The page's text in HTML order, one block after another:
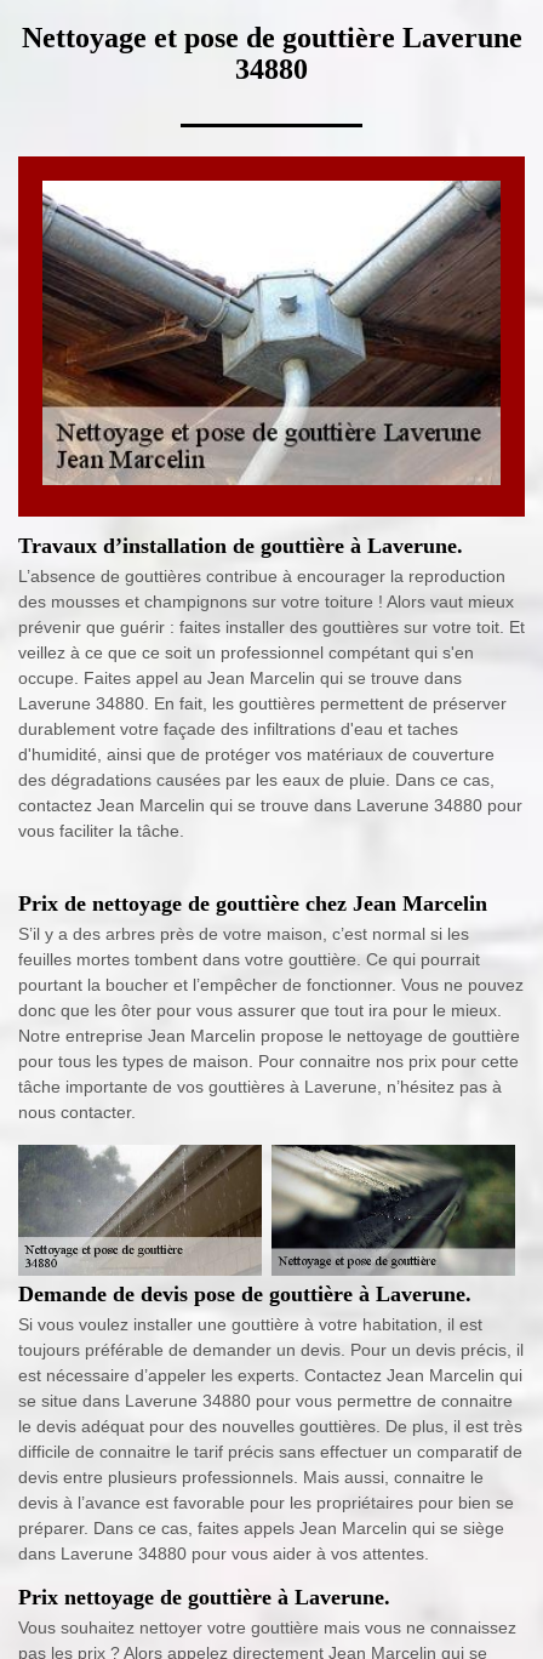
Nettoyage et pose de gouttière Laverune
34880
Travaux d’installation de gouttière à Laverune.
L’absence de gouttières contribue à encourager la reproduction
des mousses et champignons sur votre toiture ! Alors vaut mieux
prévenir que guérir : faites installer des gouttières sur votre toit. Et
veillez à ce que ce soit un professionnel compétant qui s'en
occupe. Faites appel au Jean Marcelin qui se trouve dans
Laverune 34880. En fait, les gouttières permettent de préserver
durablement votre façade des infiltrations d'eau et taches
d'humidité, ainsi que de protéger vos matériaux de couverture
des dégradations causées par les eaux de pluie. Dans ce cas,
contactez Jean Marcelin qui se trouve dans Laverune 34880 pour
vous faciliter la tâche.
Prix de nettoyage de gouttière chez Jean Marcelin
S’il y a des arbres près de votre maison, c’est normal si les
feuilles mortes tombent dans votre gouttière. Ce qui pourrait
pourtant la boucher et l’empêcher de fonctionner. Vous ne pouvez
donc que les ôter pour vous assurer que tout ira pour le mieux.
Notre entreprise Jean Marcelin propose le nettoyage de gouttière
pour tous les types de maison. Pour connaitre nos prix pour cette
tâche importante de vos gouttières à Laverune, n’hésitez pas à
nous contacter.
Demande de devis pose de gouttière à Laverune.
Si vous voulez installer une gouttière à votre habitation, il est
toujours préférable de demander un devis. Pour un devis précis, il
est nécessaire d’appeler les experts. Contactez Jean Marcelin qui
se situe dans Laverune 34880 pour vous permettre de connaitre
le devis adéquat pour des nouvelles gouttières. De plus, il est très
difficile de connaitre le tarif précis sans effectuer un comparatif de
devis entre plusieurs professionnels. Mais aussi, connaitre le
devis à l’avance est favorable pour les propriétaires pour bien se
préparer. Dans ce cas, faites appels Jean Marcelin qui se siège
dans Laverune 34880 pour vous aider à vos attentes.
Prix nettoyage de gouttière à Laverune.
Vous souhaitez nettoyer votre gouttière mais vous ne connaissez
pas les prix ? Alors appelez directement Jean Marcelin qui se